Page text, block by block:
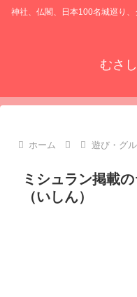
神社、仏閣、日本100名城巡り
むさ
ホーム 遊び・グ
ミシュラン掲載
（いしん）